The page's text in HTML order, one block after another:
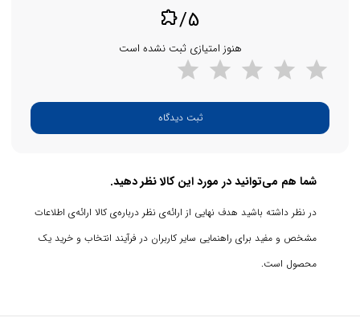
extension/5
هنوز امتیازی ثبت نشده است
ثبت دیدگاه
شما هم می‌توانید در مورد این کالا نظر دهید.
در نظر داشته باشید هدف نهایی از ارائه‌ی نظر درباره‌ی کالا ارائه‌ی اطلاعات
مشخص و مفید برای راهنمایی سایر کاربران در فرآیند انتخاب و خرید یک
محصول است.